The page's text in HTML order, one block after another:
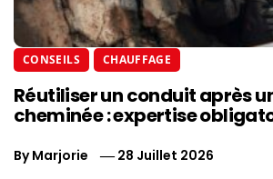
CONSEILS CHAUFFAGE
Réutiliser un conduit après
cheminée : expertise
ByMarjorie 28 Juillet 2026